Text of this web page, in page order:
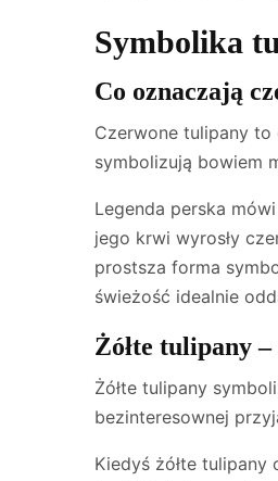
Symbolika
Co oznaczają
Czerwone tulipany to
symbolizują bowiem
Legenda perska
jego krwi wyrosły
prostsza forma
świeżość idealnie
Żółte tulipany –
Żółte tulipany
bezinteresownej
Kiedyś żółte tulipany